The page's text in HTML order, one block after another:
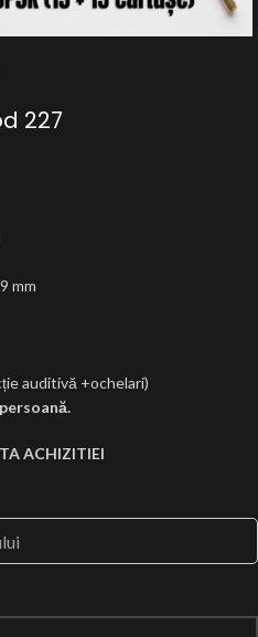
227
mm
auditivă +ochelari)
persoană.
ACHIZITIEI